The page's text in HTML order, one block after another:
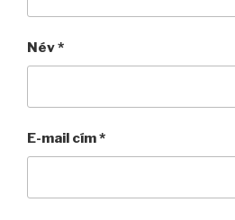
Név*
E-mail cím*